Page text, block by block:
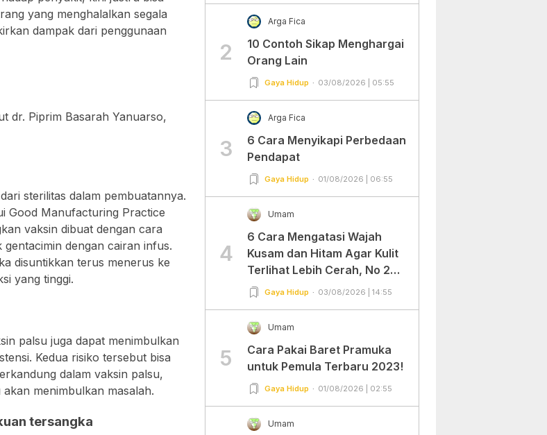
yang menghalalkan segala
dampak dari penggunaan
dr. Piprim Basarah Yanuarso,
sterilitas dalam pembuatannya.
Good Manufacturing Practice
vaksin dibuat dengan cara
dengan cairan infus.
disuntikkan terus menerus ke
yang tinggi.
palsu juga dapat menimbulkan
Kedua risiko tersebut bisa
dalam vaksin palsu,
menimbulkan masalah.
tersangka
2
Arga Fica
10 Contoh Sikap Menghargai
Orang Lain
Gaya Hidup 03/08/2026 | 05:55
3
Arga Fica
6 Cara Menyikapi Perbedaan
Pendapat
Gaya Hidup 01/08/2026 | 06:55
4
Umam
6 Cara Mengatasi Wajah
Kusam dan Hitam Agar Kulit
Terlihat Lebih Cerah, No 2
Gampang Banget dan Mudah
Gaya Hidup 03/08/2026 | 14:55
5
Umam
Cara Pakai Baret Pramuka
untuk Pemula Terbaru 2023!
Gaya Hidup 01/08/2026 | 02:55
Umam